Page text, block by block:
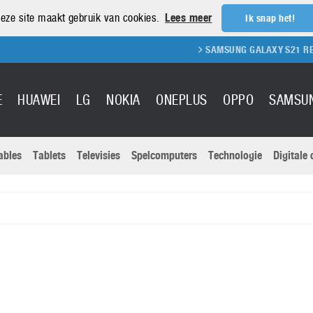
site maakt gebruik van cookies. Lees meer Ik snap het!
SAMSUNG GALAXY S21 REVIEW
HUAWEI LG NOKIA ONEPLUS OPPO
Tablets Televisies Spelcomputers Technologie Digitale